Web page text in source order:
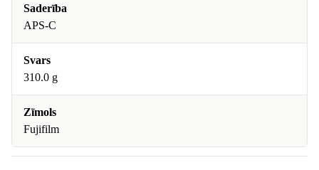
Saderība
APS-C
Svars
310.0 g
Zīmols
Fujifilm